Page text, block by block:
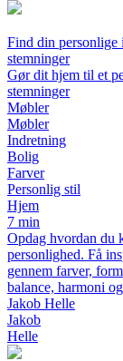
Find din personlige
stemninger
Gør dit hjem til et
stemninger
Møbler
Møbler
Indretning
Bolig
Farver
Personlig stil
Hjem
7 min
Opdag hvordan du
personlighed. Få
gennem farver,
balance, harmoni
Jakob Helle
Jakob
Helle